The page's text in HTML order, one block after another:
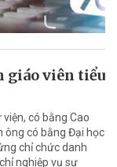
giáo viên tiểu
có bằng Cao
ông có bằng Đại học
chỉ chức danh
nghiệp vụ sư